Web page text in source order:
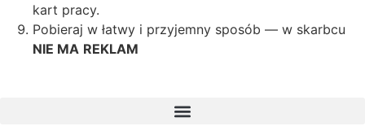
kart pracy.
Pobieraj w łatwy i przyjemny sposób — w skarbcu
NIE MA REKLAM